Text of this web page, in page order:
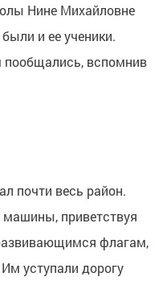
Нине Михайловне
и ее ученики.
пообщались, вспомнив
почти весь район.
машины, приветствуя
флагам,
уступали дорогу